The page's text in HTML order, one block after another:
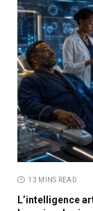
13 MINS READ
L’intelligence